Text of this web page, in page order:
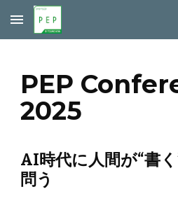
Skip to main content
PEP
2025
AI時代に人間が“書
問う